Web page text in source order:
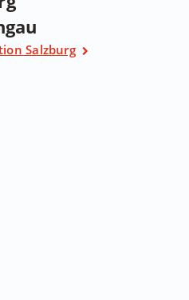
Salzburg